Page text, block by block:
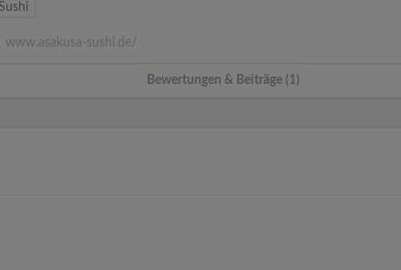
Sushi
www.asakusa-sushi.de/
Bewertungen & Beiträge (1)